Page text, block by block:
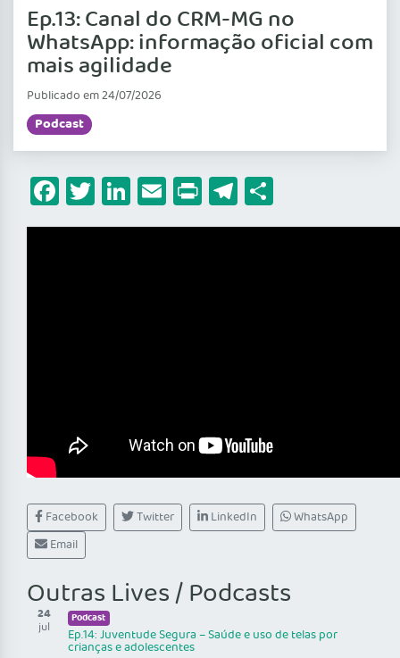
Ep.13: Canal do CRM-MG no
WhatsApp: informação oficial com
mais agilidade
Publicado em 24/07/2026
Podcast
Facebook
Twitter
LinkedIn
EmailPrintTelegram
Facebook Twitter LinkedIn
WhatsApp
Email
Outras Lives / Podcasts
24
jul
Podcast
Ep.14: Juventude Segura – Saúde e uso de telas por
crianças e adolescentes